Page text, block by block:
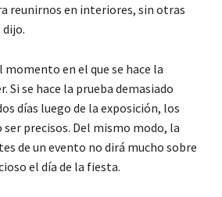
reunirnos en interiores, sin otras
dijo.
momento en el que se hace la
Si se hace la prueba demasiado
días luego de la exposición, los
precisos. Del mismo modo, la
de un evento no dirá mucho sobre
el día de la fiesta.